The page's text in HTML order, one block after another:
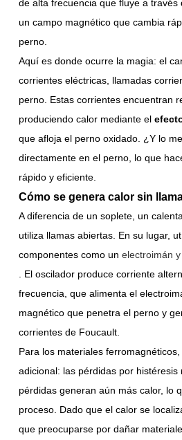
de alta frecuencia que fluye a través
un campo magnético que cambia
perno.
Aquí es donde ocurre la magia: el
corrientes eléctricas, llamadas
perno. Estas corrientes encuentran
produciendo calor mediante el
que afloja el perno oxidado. ¿Y lo
directamente en el perno, lo que
rápido y eficiente.
Cómo se genera calor sin
A diferencia de un soplete, un
utiliza llamas abiertas. En su lugar,
componentes como un electroimán
. El oscilador produce corriente
frecuencia, que alimenta el
magnético que penetra el perno y
corrientes de Foucault.
Para los materiales
adicional: las pérdidas por histéresis
pérdidas generan aún más calor, lo
proceso. Dado que el calor se
que preocuparse por dañar